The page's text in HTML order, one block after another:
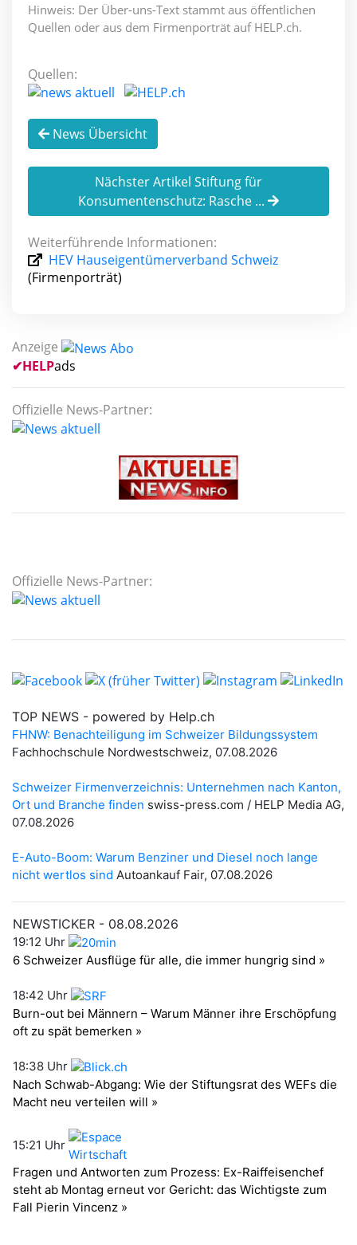
Hinweis: Der Über-uns-Text stammt aus öffentlichen
Quellen oder aus dem Firmenporträt auf HELP.ch.
Quellen:
News Übersicht
Nächster Artikel Stiftung für
Konsumentenschutz: Rasche ...
Weiterführende Informationen:
HEV Hauseigentümerverband Schweiz
(Firmenporträt)
Anzeige
✔HELPads
Offizielle News-Partner:
Offizielle News-Partner: